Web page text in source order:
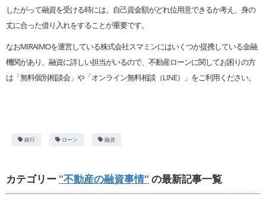
したがって融資を受ける時には、自己資金額がどれ位用意できるか考え、身の
丈に合った借り入れをすることが重要です。
なおMIRAIMOを運営している株式会社スマミンにはいくつか提携している金融
機関があり、融資に詳しい担当がいるので、不動産ローンに関してお困りの方
は「無料個別相談会」や「オンライン無料相談（LINE）」をご利用ください。
銀行 ローン 融資
カテゴリー "不動産の融資事情" の最新記事一覧